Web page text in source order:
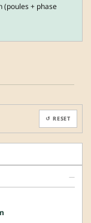
+ phase
↺ RESET
—